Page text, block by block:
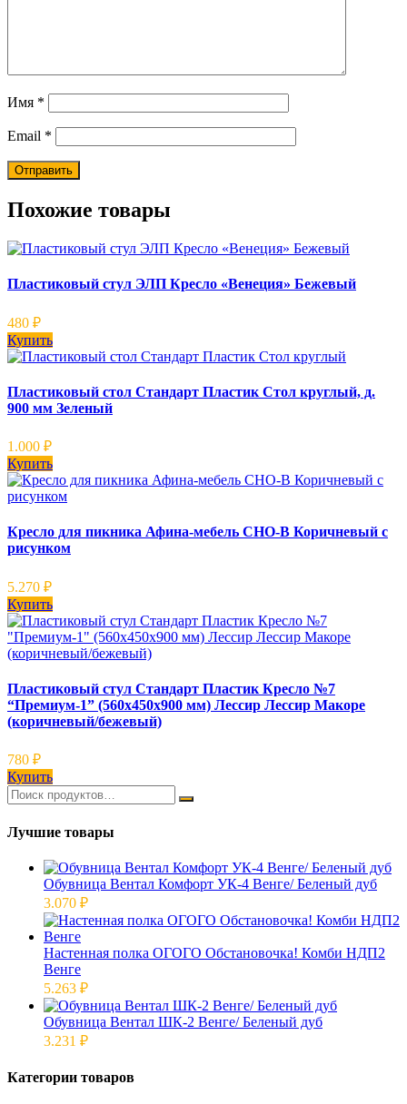
Имя *
Email *
Похожие товары
Пластиковый стул ЭЛП Кресло «Венеция» Бежевый
480 ₽
Купить
Пластиковый стол Стандарт Пластик Стол круглый, д.
900 мм Зеленый
1.000 ₽
Купить
Кресло для пикника Афина-мебель CHO-В Коричневый с
рисунком
5.270 ₽
Купить
Пластиковый стул Стандарт Пластик Кресло №7
“Премиум-1” (560х450х900 мм) Лессир Лессир Макоре
(коричневый/бежевый)
780 ₽
Купить
Лучшие товары
Обувница Вентал Комфорт УК-4 Венге/ Беленый дуб
3.070 ₽
Настенная полка ОГОГО Обстановочка! Комби НДП2
Венге
5.263 ₽
Обувница Вентал ШК-2 Венге/ Беленый дуб
3.231 ₽
Категории товаров